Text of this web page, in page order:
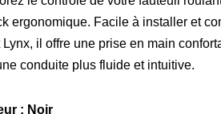
ergonomique. Facile à installer et
Lynx, il offre une prise en main
conduite plus fluide et intuitive.
: Noir